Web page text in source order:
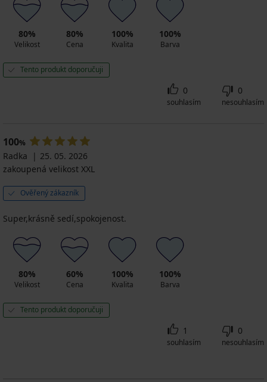
80%
Velikost
80%
Cena
100%
Kvalita
100%
Barva
Tento produkt doporučuji
0
souhlasím
0
nesouhlasím
100%
Radka
25. 05. 2026
zakoupená velikost XXL
Ověřený zákazník
Super,krásně sedí,spokojenost.
80%
Velikost
60%
Cena
100%
Kvalita
100%
Barva
Tento produkt doporučuji
1
souhlasím
0
nesouhlasím